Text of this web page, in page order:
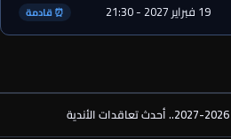
19 فبراير 2027 - 21:30 ⏰ قادمة